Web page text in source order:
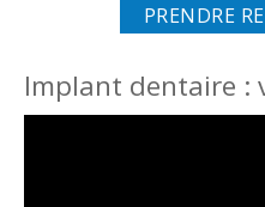
PRENDRE
Implant dentaire :